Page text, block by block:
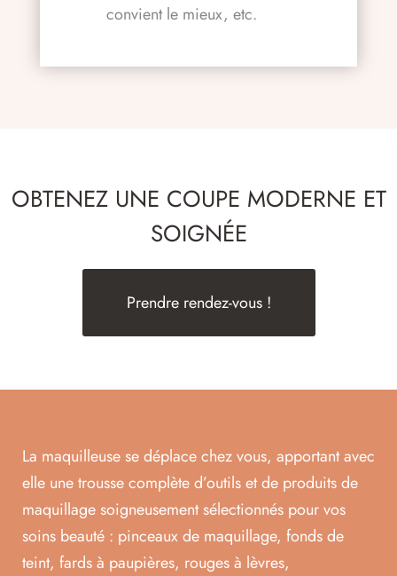
convient le mieux, etc.
OBTENEZ UNE COUPE MODERNE ET
SOIGNÉE
Prendre rendez-vous !
La maquilleuse se déplace chez vous, apportant avec
elle une trousse complète d’outils et de produits de
maquillage soigneusement sélectionnés pour vos
soins beauté : pinceaux de maquillage, fonds de
teint, fards à paupières, rouges à lèvres,